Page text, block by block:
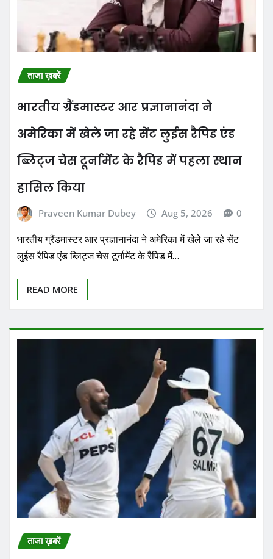
ताजा ख़बरें
भारतीय ग्रैंडमास्टर आर प्रज्ञानानंदा ने
अमेरिका में खेले जा रहे सेंट लुईस रैपिड एंड
ब्लिट्ज चेस टूर्नामेंट के रैपिड में पहला स्थान
हासिल किया
Praveen Kumar Dubey Aug 5, 2026 0
भारतीय ग्रैंडमास्टर आर प्रज्ञानानंदा ने अमेरिका में खेले जा रहे सेंट
लुईस रैपिड एंड ब्लिट्ज चेस टूर्नामेंट के रैपिड में…
READ MORE
ताजा ख़बरें